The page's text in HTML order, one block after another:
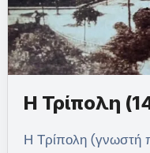
Η Τρίπολη
Η Τρίπολη (γνωστή παλαιότερα και ως Τριπολιτσά